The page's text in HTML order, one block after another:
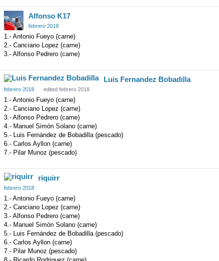
Alfonso K17
febrero 2018
1.- Antonio Fueyo (carne)
2.- Canciano Lopez (carne)
3.- Alfonso Pedrero (carne)
Luis Fernandez Bobadilla
febrero 2018 edited febrero 2018
1.- Antonio Fueyo (carne)
2.- Canciano Lopez (carne)
3.- Alfonso Pedrero (carne)
4.- Manuel Simón Solano (carne)
5.- Luis Fernández de Bobadilla (pescado)
6.- Carlos Ayllon (carne)
7.- Pilar Munoz (pescado)
riquirr
febrero 2018
1.- Antonio Fueyo (carne)
2.- Canciano Lopez (carne)
3.- Alfonso Pedrero (carne)
4.- Manuel Simón Solano (carne)
5.- Luis Fernández de Bobadilla (pescado)
6.- Carlos Ayllon (carne)
7.- Pilar Munoz (pescado)